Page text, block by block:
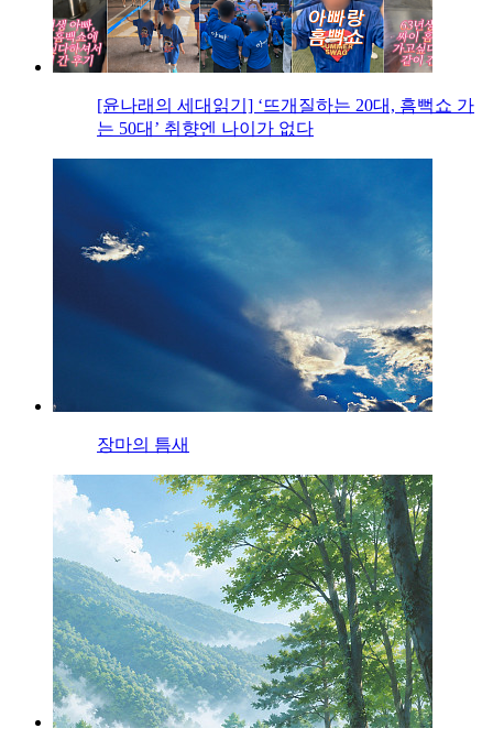
[윤나래의 세대읽기] ‘뜨개질하는 20대, 흠뻑쇼 가
는 50대’ 취향엔 나이가 없다
장마의 틈새